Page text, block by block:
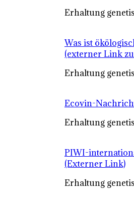
Erhaltung
Was ist
(externer Link
Erhaltung
Ecovin-
Erhaltung
PIWI-
(Externer Link)
Erhaltung